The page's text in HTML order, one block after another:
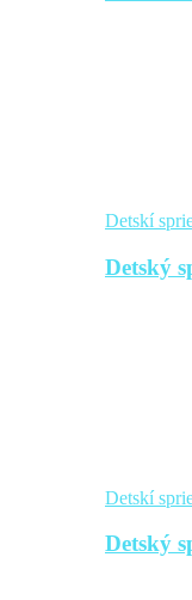
Detskí
Detský
Detskí
Detský